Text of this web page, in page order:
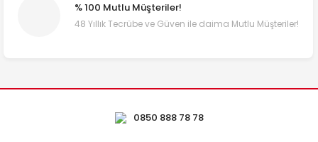
% 100 Mutlu Müşteriler!
48 Yıllık Tecrübe ve Güven ile daima Mutlu Müşteriler!
0850 888 78 78